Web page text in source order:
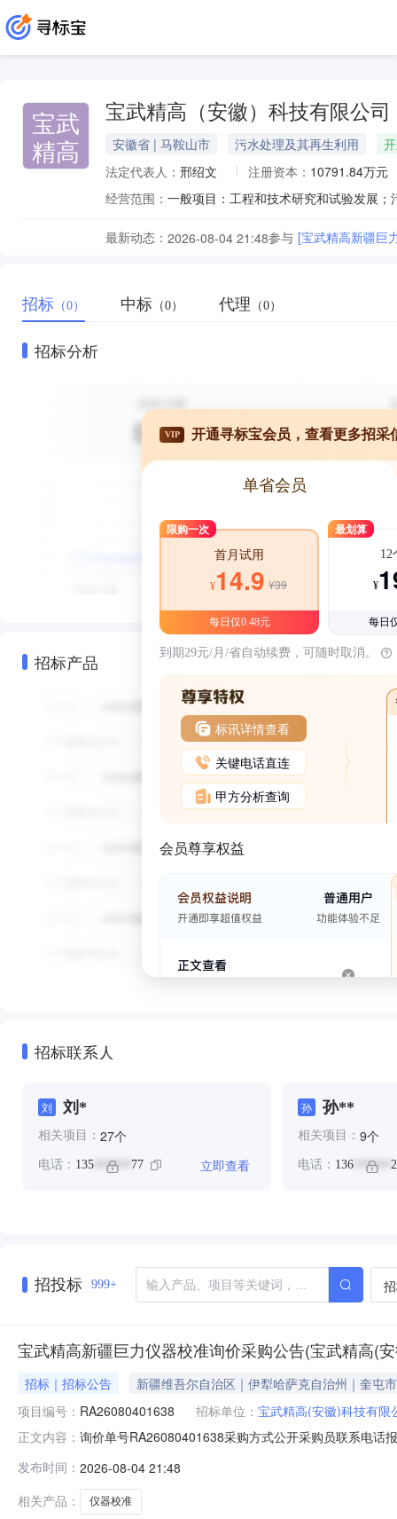
宝武
精高
宝武精高（安徽）科技有限公司
安徽省 | 马鞍山市 污水处理及其再生利用
法定代表人： 邢绍文 注册资本： 10791.84万元
经营范围：
最新动态： 2026-08-04 21:48参与 [宝武精高新疆巨
招标 （0） 中标 （0） 代理 （0）
招标分析
招标产品
VIP 开通寻标宝会员，查看更多招采
单省会员
限购一次
首月试用
¥14.9 ¥39
每日仅0.48元
最划算
12
¥
每日
到期29元/月/省自动续费，可随时取消。
标讯详情查看
关键电话直连
甲方分析查询
会员尊享权益
招标联系人
刘 刘*
相关项目： 27个
电话： 135 ****** 77 立即查看
孙 孙**
相关项目： 9个
电话： 136******
招投标 999+
宝武精高新疆巨力仪器校准询价采购公告(宝武精高(
招标｜招标公告
新疆维吾尔自治区｜伊犁哈萨克自治州｜奎屯市
项目编号： RA26080401638 招标单位： 宝武精高(安徽)科技有限
正文内容： 询价单号RA26080401638采购方式公开采购员联系电话
度：0.0元三、商务条款：报价要求1、各参与报价单位
发布时间： 2026-08-04 21:48
相关产品：
仪器校准